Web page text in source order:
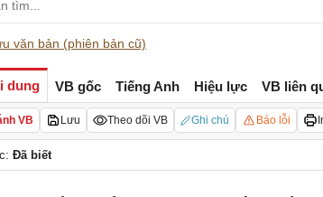
văn bản (phiên bản cũ)
dung VB gốc Tiếng Anh Hiệu lực VB liên
VB Lưu Theo dõi VB Ghi chú Báo lỗi
Đã biết